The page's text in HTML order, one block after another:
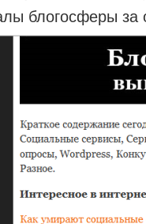
блогосферы